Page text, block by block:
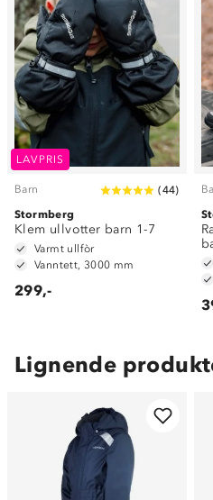
LAVPRIS
Barn (44)
Stormberg
Klem ullvotter barn 1-7
Varmt ullfòr
Vanntett, 3000 mm
299,-
Lignende